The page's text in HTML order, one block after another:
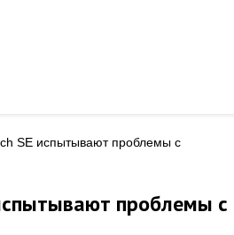
SE испытывают проблемы с
проблемы с